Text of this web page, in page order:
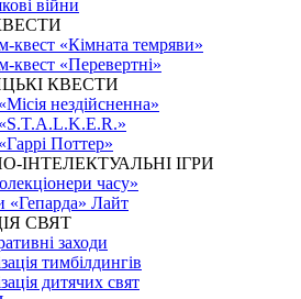
війни
квест «Кімната темряви»
квест «Перевертні»
КВЕСТИ
нездійсненна»
Поттер»
ІНТЕЛЕКТУАЛЬНІ ІГРИ
часу»
«Гепарда» Лайт
СВЯТ
заходи
тимбілдингів
дитячих свят